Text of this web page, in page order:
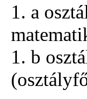
1. a
1. b